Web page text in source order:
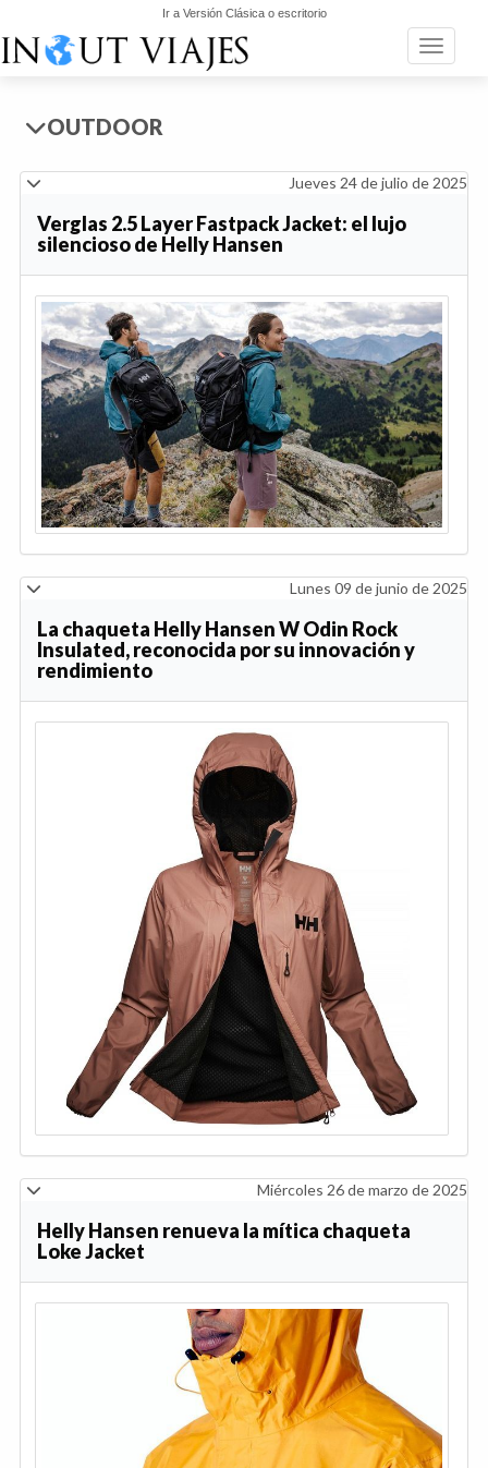
Ir a Versión Clásica o escritorio
Toggle
OUTDOOR
Jueves 24 de julio de 2025
Verglas 2.5 Layer Fastpack Jacket: el lujo
silencioso de Helly Hansen
Lunes 09 de junio de 2025
La chaqueta Helly Hansen W Odin Rock
Insulated, reconocida por su innovación y
rendimiento
Miércoles 26 de marzo de 2025
Helly Hansen renueva la mítica chaqueta
Loke Jacket